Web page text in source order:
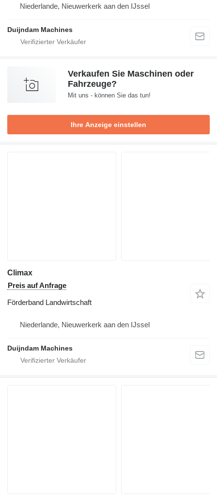
Niederlande, Nieuwerkerk aan den IJssel
Duijndam Machines
Verkaufen Sie Maschinen oder
Fahrzeuge?
Mit uns - können Sie das tun!
Ihre Anzeige einstellen
Climax
Preis auf Anfrage
Förderband Landwirtschaft
Niederlande, Nieuwerkerk aan den IJssel
Duijndam Machines